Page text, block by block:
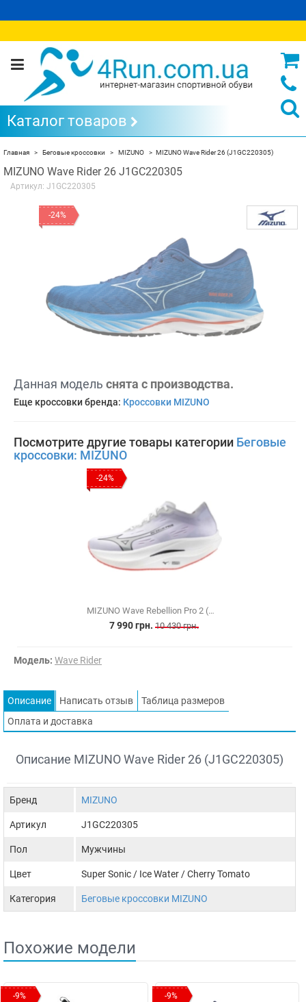
Каталог товаров
Главная Беговые кроссовки MIZUNO MIZUNO Wave Rider 26 (J1GC220305)
MIZUNO Wave Rider 26 J1GC220305
Артикул: J1GC220305
-24%
Данная модель снята с производства.
Еще кроссовки бренда: Кроссовки MIZUNO
Посмотрите другие товары категории Беговые
кроссовки: MIZUNO
-24%
MIZUNO Wave Rebellion Pro 2 (U1GD241701)
7 990 грн. 10 430 грн.
Модель: Wave Rider
Описание Написать отзыв
Таблица размеров
Оплата и доставка
Описание MIZUNO Wave Rider 26 (J1GC220305)
Бренд MIZUNO
Артикул J1GC220305
Пол Мужчины
Цвет Super Sonic / Ice Water / Cherry Tomato
Категория Беговые кроссовки MIZUNO
Похожие модели
-9% -9%